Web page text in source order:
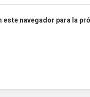
navegador para la